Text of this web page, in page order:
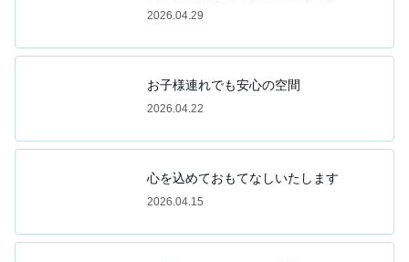
2026.04.29
お子様連れでも安心の空間
2026.04.22
心を込めておもてなしいたします
2026.04.15